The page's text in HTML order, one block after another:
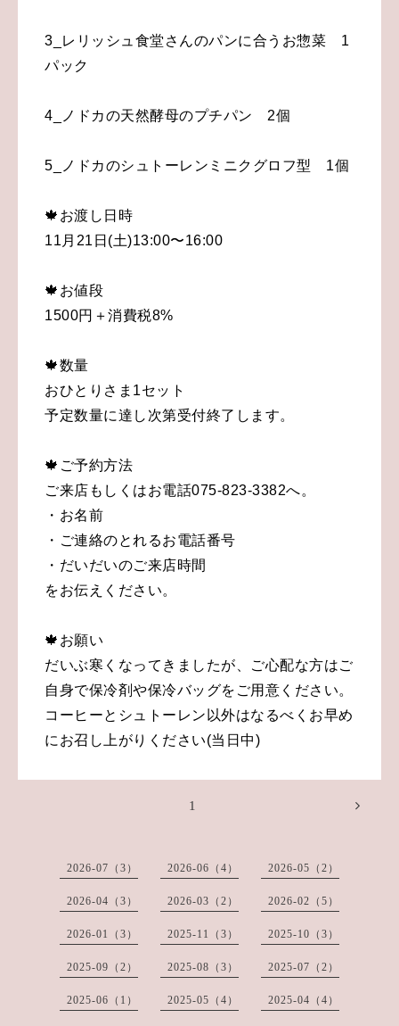
3_レリッシュ食堂さんのパンに合うお惣菜 1
パック
4_ノドカの天然酵母のプチパン 2個
5_ノドカのシュトーレンミニクグロフ型 1個
🍁お渡し日時
11月21日(土)13:00〜16:00
🍁お値段
1500円＋消費税8%
🍁数量
おひとりさま1セット
予定数量に達し次第受付終了します。
🍁ご予約方法
ご来店もしくはお電話075-823-3382へ。
・お名前
・ご連絡のとれるお電話番号
・だいだいのご来店時間
をお伝えください。
🍁お願い
だいぶ寒くなってきましたが、ご心配な方はご
自身で保冷剤や保冷バッグをご用意ください。
コーヒーとシュトーレン以外はなるべくお早め
にお召し上がりください(当日中)
1
2026-07（3） 2026-06（4） 2026-05（2）
2026-04（3） 2026-03（2） 2026-02（5）
2026-01（3） 2025-11（3） 2025-10（3）
2025-09（2） 2025-08（3） 2025-07（2）
2025-06（1） 2025-05（4） 2025-04（4）